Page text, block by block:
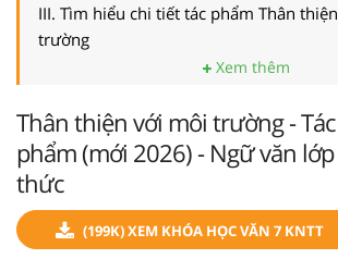
III. Tìm hiểu chi tiết tác phẩm Thân
trường
Xem thêm
Thân thiện với môi trường -
phẩm (mới 2026) - Ngữ văn
thức
(199K) XEM KHÓA HỌC VĂN 7 KNTT